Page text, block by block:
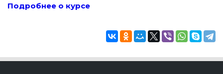
Подробнее о курсе